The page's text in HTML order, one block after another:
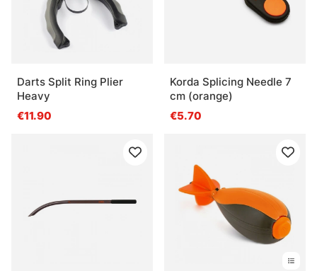
Darts Split Ring Plier
Heavy
€11.90
Korda Splicing Needle 7
cm (orange)
€5.70